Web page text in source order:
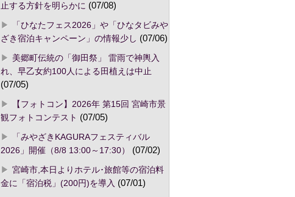
止する方針を明らかに (07/08)
「ひなたフェス2026」や「ひなタビみや
ざき宿泊キャンペーン」の情報少し (07/06)
美郷町伝統の「御田祭」 雷雨で神輿入
れ、早乙女約100人による田植えは中止
(07/05)
【フォトコン】2026年 第15回 宮崎市景
観フォトコンテスト (07/05)
「みやざきKAGURAフェスティバル
2026」開催（8/8 13:00～17:30）
(07/02)
宮崎市,本日よりホテル･旅館等の宿泊料
金に「宿泊税」(200円)を導入 (07/01)